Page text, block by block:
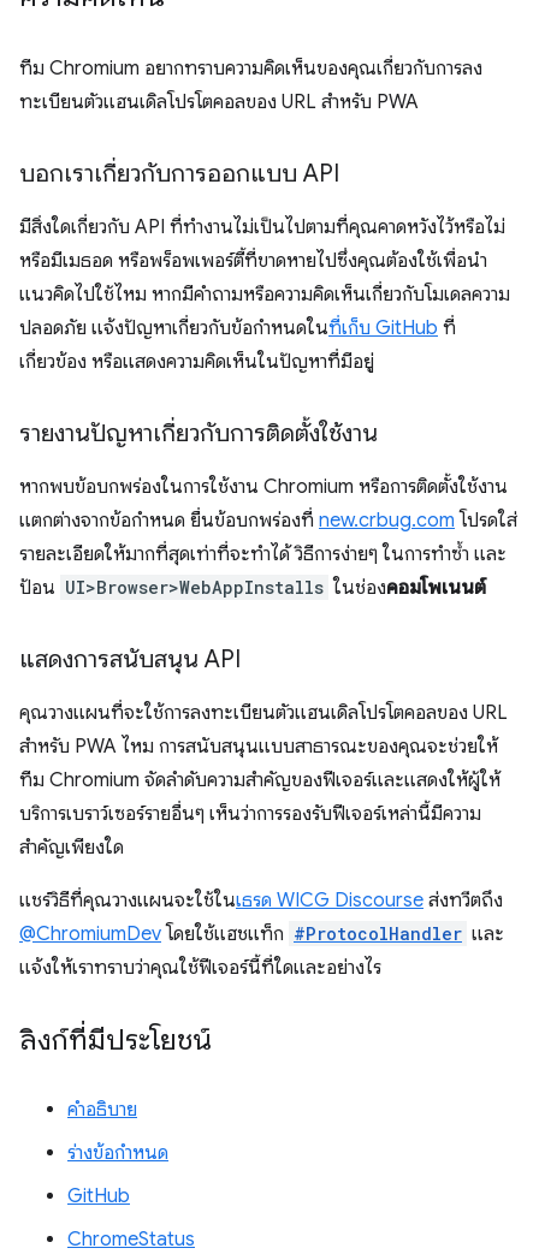
ทีม Chromium อยากทราบความคิดเห็นของคุณเกี่ยวกับการลง
ทะเบียนตัวแฮนเดิลโปรโตคอลของ URL สำหรับ PWA
บอกเราเกี่ยวกับการออกแบบ API
มีสิ่งใดเกี่ยวกับ API ที่ทำงานไม่เป็นไปตามที่คุณคาดหวังไว้หรือไม่
หรือมีเมธอด หรือพร็อพเพอร์ตี้ที่ขาดหายไปซึ่งคุณต้องใช้เพื่อนำ
แนวคิดไปใช้ไหม หากมีคำถามหรือความคิดเห็นเกี่ยวกับโมเดลความ
ปลอดภัย แจ้งปัญหาเกี่ยวกับข้อกำหนดในที่เก็บ GitHub ที่
เกี่ยวข้อง หรือแสดงความคิดเห็นในปัญหาที่มีอยู่
รายงานปัญหาเกี่ยวกับการติดตั้งใช้งาน
หากพบข้อบกพร่องในการใช้งาน Chromium หรือการติดตั้งใช้งาน
แตกต่างจากข้อกำหนด ยื่นข้อบกพร่องที่ new.crbug.com โปรดใส่
รายละเอียดให้มากที่สุดเท่าที่จะทำได้ วิธีการง่ายๆ ในการทำซ้ำ และ
ป้อน UI>Browser>WebAppInstalls ในช่องคอมโพเนนต์
แสดงการสนับสนุน API
คุณวางแผนที่จะใช้การลงทะเบียนตัวแฮนเดิลโปรโตคอลของ URL
สําหรับ PWA ไหม การสนับสนุนแบบสาธารณะของคุณจะช่วยให้
ทีม Chromium จัดลําดับความสําคัญของฟีเจอร์และแสดงให้ผู้ให้
บริการเบราว์เซอร์รายอื่นๆ เห็นว่าการรองรับฟีเจอร์เหล่านี้มีความ
สําคัญเพียงใด
แชร์วิธีที่คุณวางแผนจะใช้ในเธรด WICG Discourse ส่งทวีตถึง
@ChromiumDevโดยใช้แฮชแท็ก #ProtocolHandler และ
แจ้งให้เราทราบว่าคุณใช้ฟีเจอร์นี้ที่ใดและอย่างไร
ลิงก์ที่มีประโยชน์
คำอธิบาย
ร่างข้อกำหนด
GitHub
ChromeStatus